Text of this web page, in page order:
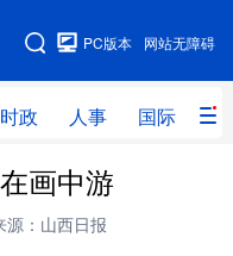
网站无障碍
PC版本
时政 人事 国际 财
时政
网评
画中游
源：山西日报